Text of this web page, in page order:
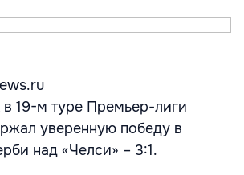
в 19-м туре Премьер-лиги
уверенную победу в
над «Челси» – 3:1.